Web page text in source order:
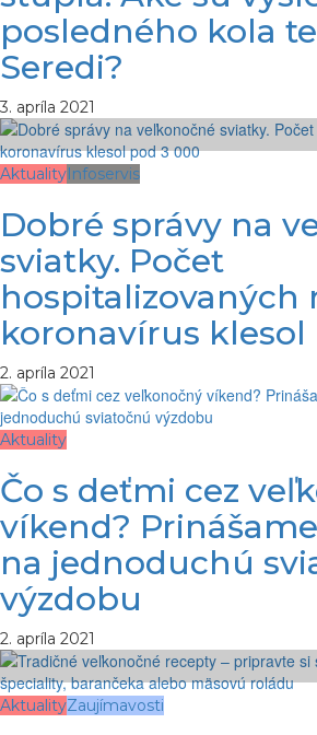
posledného kola
Seredi?
3. apríla 2021
Aktuality Infoservis
Dobré správy na
sviatky. Počet
hospitalizovaných
koronavírus klesol
2. apríla 2021
Aktuality
Čo s deťmi cez
víkend?
na jednoduchú
výzdobu
2. apríla 2021
AktualityZaujímavosti